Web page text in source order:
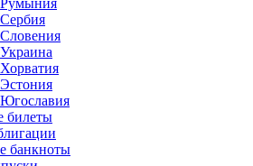
Румыния
Сербия
Словения
Украина
Хорватия
Эстония
Югославия
билеты
банкноты